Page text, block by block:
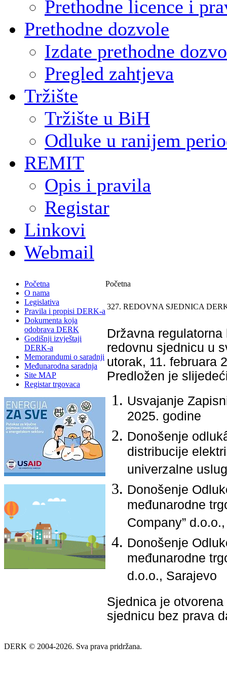
Prethodne licence i
Prethodne dozvole
Izdate prethodne
Pregled zahtjeva
Tržište
Tržište u BiH
Odluke u ranijem
REMIT
Opis i pravila
Registar
Linkovi
Webmail
Početna
O nama
Legislativa
Pravila i propisi DERK-a
Dokumenta koja
odobrava DERK
Godišnji izvještaji
DERK-a
Memorandumi o saradnji
Međunarodna saradnja
Site MAP
Registar trgovaca
Početna
327. REDOVNA SJEDNICA
Državna
redovnu sjednicu u
utorak, 11. februara
Predložen je
Usvajanje
2025. godine
Donošenje
distribucije
univerzalne
Donošenje
međunarodne
Company”
Donošenje
međunarodne
d.o.o., Sarajevo
Sjednica je
sjednicu bez prava
DERK © 2004-2026. Sva prava pridržana.